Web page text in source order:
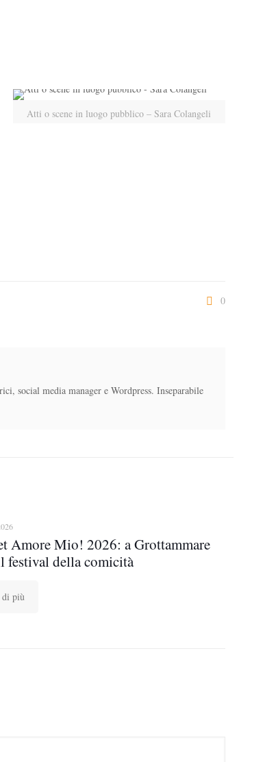
Atti o scene in luogo pubblico – Sara Colangeli
0
social media manager e Wordpress. Inseparabile
Amore Mio! 2026: a Grottammare
festival della comicità
più